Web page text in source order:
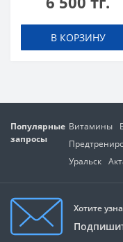
В КОРЗИНУ
Популярные
запросы
Витамины
Уральск
Хотите